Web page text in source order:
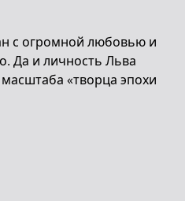
с огромной любовью и
Да и личность Льва
«творца эпохи